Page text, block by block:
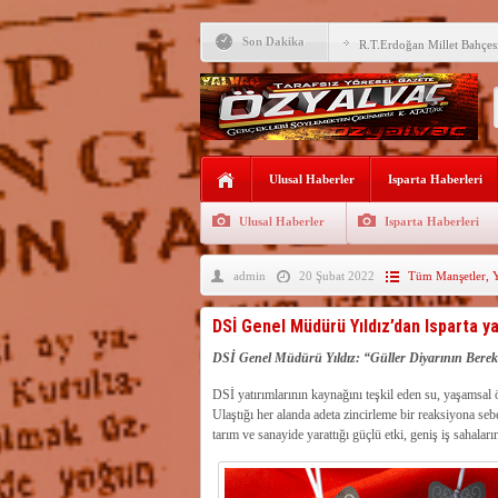
Son Dakika R.T.Erdoğan Millet
YALVAÇ’TA LGS
EĞİTİM KURUMLARI
Fırsatları Avantaja
TOKİ, Isparta’da 9
Sunacak
İleği ile Kurusarı arasına
Yalvaç’ta LGS Başarısı
Uyaroğlu’nun konukları
Bağkonak Muhtarı
Ulusal Haberler Isparta Haberleri
Ulusal Haberler Isparta Haberleri
admin 20 Şubat 2022 Tüm Manşetler,
DSİ Genel Müdürü Yıldız’dan Isparta
DSİ Genel Müdürü Yıldız: “Güller Diyarının
DSİ yatırımlarının kaynağını teşkil eden su,
Ulaştığı her alanda adeta zincirleme bir reaksiyona
tarım ve sanayide yarattığı güçlü etki, geniş iş